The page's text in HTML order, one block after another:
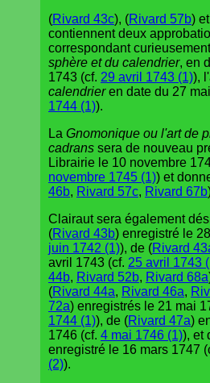
(Rivard 43c), (Rivard 57b)
contiennent deux
correspondant
sphère et du calendrier, en
1743 (cf. 29 avril 1743 (1)),
calendrieren date du 27
1744 (1)).
La Gnomonique ou l'art de
cadrans sera de nouveau
Librairie le 10 novembre
novembre 1745 (1)) et
46b, Rivard 57c, Rivard 67b
Clairaut sera également
(Rivard 43b) enregistré le
juin 1742 (1)), de (Rivard
avril 1743 (cf. 25 avril 1743
44b, Rivard 52b, Rivard 68a
(Rivard 44a, Rivard 46a,
72a) enregistrés le 21 mai
1744 (1)), de (Rivard 47a)
1746 (cf. 4 mai 1746 (1)), et
enregistré le 16 mars 1747
(2)).